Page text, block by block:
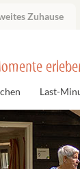
Zuhause
Last-